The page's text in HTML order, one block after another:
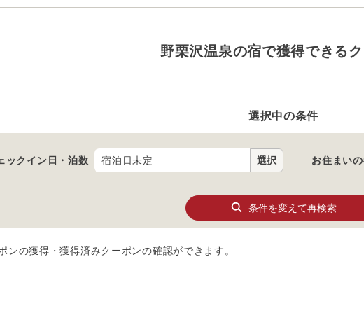
野栗沢温泉の宿で獲得できる
選択中の条件
ックイン日・泊数 宿泊日未定 選択 お住まいの
条件を変えて再検索
ンの獲得・獲得済みクーポンの確認ができます。